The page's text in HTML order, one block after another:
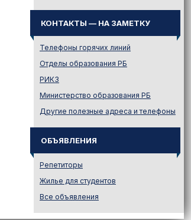
Иностранному абитуриенту
Куда поступать на твою
специальность?
Куда поступать? — Это надо
только
Подготовительные курсы
Подготовка к ЦЭ и ЦТ.
Репетиторы
Поступление в вузы
Поступление в колледжи
Профориентация
Проходные баллы в вузах
Беларуси
КОНТАКТЫ — НА ЗАМЕТКУ
Телефоны горячих линий
Отделы образования РБ
РИКЗ
Министерство образования РБ
Другие полезные адреса и телефоны
ОБЪЯВЛЕНИЯ
Репетиторы
Жилье для студентов
Все объявления